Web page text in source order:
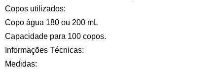
Copos utilizados:
Copo água 180 ou 200 mL
Capacidade para 100 copos.
Informações Técnicas:
Medidas: